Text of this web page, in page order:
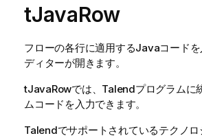
tJavaRow
フローの各行に適用するJavaコード
ディターが開きます。
tJavaRowでは、 Talendプログラムに
ムコードを入力できます。
Talendでサポートされているテクノロ